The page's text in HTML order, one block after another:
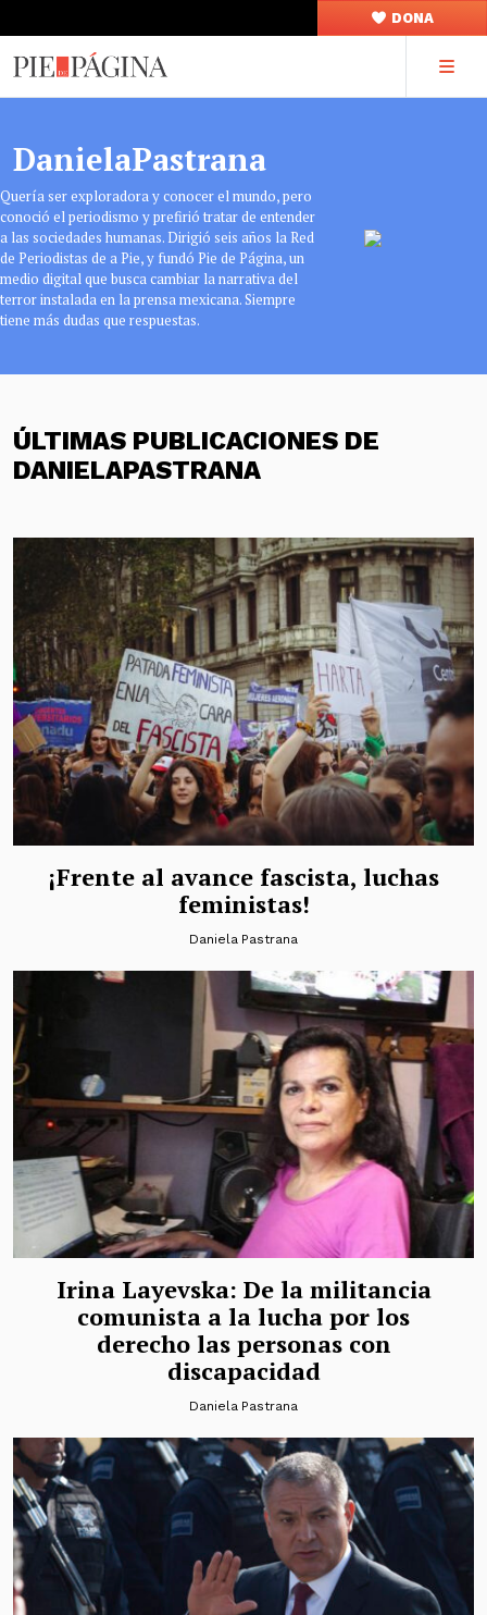
DONA
DanielaPastrana
Quería ser exploradora y conocer el mundo, pero
conoció el periodismo y prefirió tratar de entender
a las sociedades humanas. Dirigió seis años la Red
de Periodistas de a Pie, y fundó Pie de Página, un
medio digital que busca cambiar la narrativa del
terror instalada en la prensa mexicana. Siempre
tiene más dudas que respuestas.
ÚLTIMAS PUBLICACIONES DE
DANIELAPASTRANA
¡Frente al avance fascista, luchas
feministas!
Daniela Pastrana
Irina Layevska: De la militancia
comunista a la lucha por los
derecho las personas con
discapacidad
Daniela Pastrana